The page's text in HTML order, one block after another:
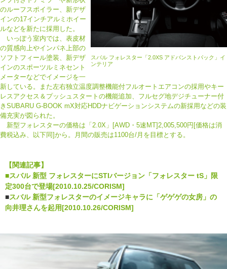
スバル フォレスター「2.0XS アドバンストパック」イ
ンテリア
のルーフスポイラー、新デザ
インの17インチアルミホイー
ルなどを新たに採用した。
いっぽう室内では、表皮材
の質感向上やインパネ上部の
ソフトフィール塗装、新デザ
インのスポーツルミネセント
メーターなどでイメージを一
新している。また左右独立温度調整機能付フルオートエアコンの採用やキー
レスアクセス＆プッシュスタートの機能追加、フルセグ地デジチューナー付
きSUBARU G-BOOK mX対応HDDナビゲーションシステムの新採用などの装
備充実が図られた。
新型フォレスターの価格は「2.0X」[AWD・5速MT]2,005,500円[価格は消
費税込み、以下同]から。月間の販売は1100台/月を目標とする。
【関連記事】
■スバル 新型 フォレスターにSTIバージョン「フォレスター tS」限
定300台で登場[2010.10.25/CORISM]
■スバル 新型フォレスターのイメージキャラに「ゲゲゲの女房」の
向井理さんを起用[2010.10.26/CORISM]